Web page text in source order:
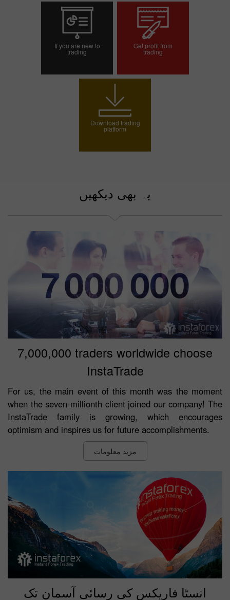
Get profit from
trading
If you are new to
trading
Download trading
platform
یہ بھی دیکھیں
7,000,000 traders worldwide choose
InstaTrade
For us, the main event of this month was the moment
when the seven-millionth client joined our company! The
InstaTrade family is growing, which encourages
optimism and inspires us for future accomplishments.
مزید معلومات
انسٹا فاریکس کی رسائی آسمان تک